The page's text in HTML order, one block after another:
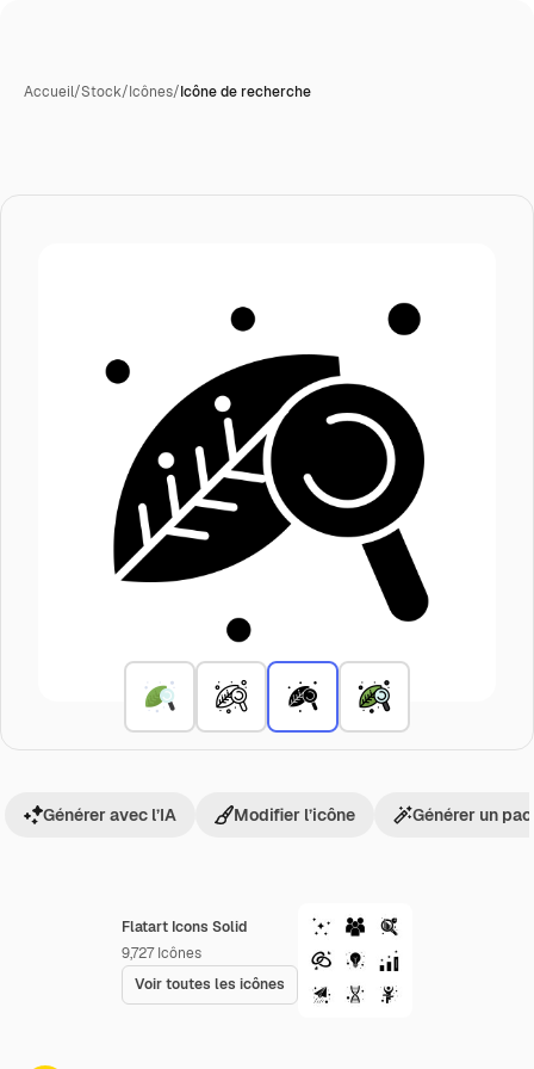
Accueil/Stock/Icônes/Icône de recherche
Flatart Icons Solid
9,727 Icônes
Voir toutes les icônes
Générer avec l’IA Modifier l’icône Générer un